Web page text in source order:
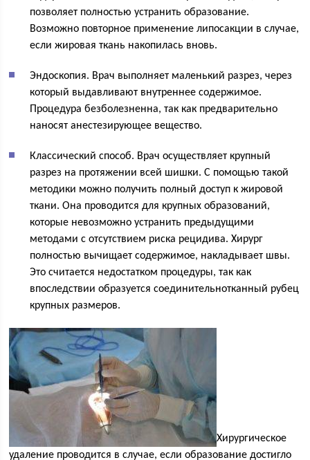
позволяет полностью устранить образование.
Возможно повторное применение липосакции в случае,
если жировая ткань накопилась вновь.
Эндоскопия. Врач выполняет маленький разрез, через
который выдавливают внутреннее содержимое.
Процедура безболезненна, так как предварительно
наносят анестезирующее вещество.
Классический способ. Врач осуществляет крупный
разрез на протяжении всей шишки. С помощью такой
методики можно получить полный доступ к жировой
ткани. Она проводится для крупных образований,
которые невозможно устранить предыдущими
методами с отсутствием риска рецидива. Хирург
полностью вычищает содержимое, накладывает швы.
Это считается недостатком процедуры, так как
впоследствии образуется соединительнотканный рубец
крупных размеров.
Хирургическое
удаление проводится в случае, если образование достигло